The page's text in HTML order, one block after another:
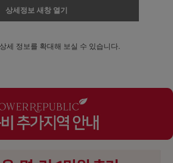
상세정보 새창 열기
상세 정보를 확대해 보실 수 있습니다.